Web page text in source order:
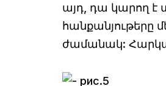
այդ, դա կարող է
հանքանյութերը
ժամանակ: